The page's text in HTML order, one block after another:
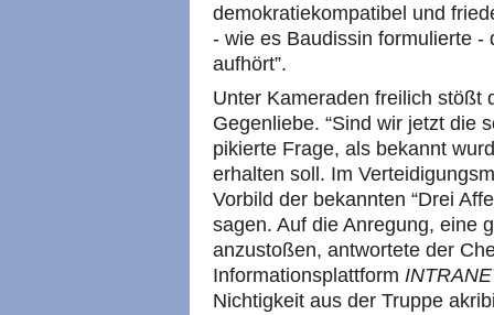
demokratiekompatibel und
- wie es Baudissin formulierte -
aufhört”.
Unter Kameraden freilich stößt
Gegenliebe. “Sind wir jetzt die
pikierte Frage, als bekannt
erhalten soll. Im
Vorbild der bekannten “Drei
sagen. Auf die Anregung, eine
anzustoßen, antwortete der
Informationsplattform
Nichtigkeit aus der Truppe